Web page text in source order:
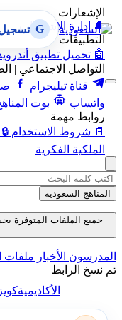
الإشعارات
🔔 إدارة الإشعارات
التطبيقات
🤖 تحميل تطبيق
التواصل الاجتماعي |
قناة تيليجرام
واتساب
بوت
روابط مهمة
📄 شروط الاستخدام 🔒
الملكية الفكرية
G
المناهج السعودية
جميع الملفات المتوفرة
المدرسون الأخبار ملفات
تم نسخ الرابط
الأكاديمية